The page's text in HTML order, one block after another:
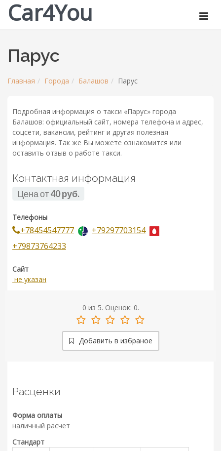
Car4You
Парус
Главная Города Балашов Парус
Подробная информация о такси «Парус» города
Балашов: официальный сайт, номера телефона и адрес,
соцсети, вакансии, рейтинг и другая полезная
информация. Так же Вы можете ознакомится или
оставить отзыв о работе такси.
Контактная информация
Цена от40 руб.
Телефоны
+78454547777
+79297703154
+79873764233
Сайт
не указан
0 из 5. Оценок: 0.
Добавить в избраное
Расценки
Форма оплаты
наличный расчет
Стандарт